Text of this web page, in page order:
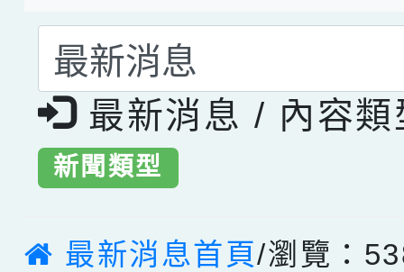
選擇後頁面內容會更
最新消息 / 內容類
新聞類型
最新消息首頁/瀏覽：